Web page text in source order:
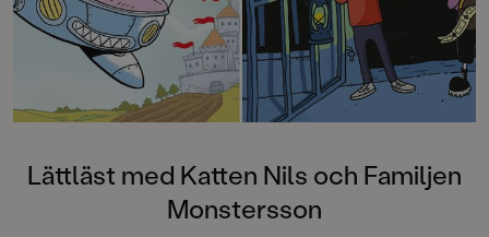
Lättläst med Katten Nils och Familjen
Monstersson